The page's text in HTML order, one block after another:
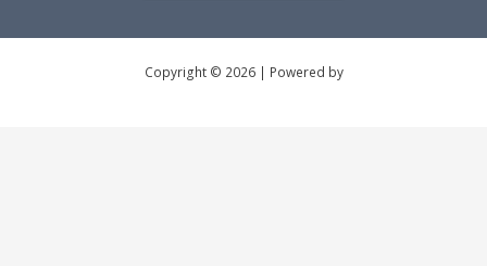
Copyright © 2026 | Powered by